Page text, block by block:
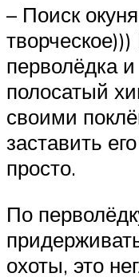
– Поиск
перволёдка
полосатый
своими
заставить
просто.
По
охоты, это